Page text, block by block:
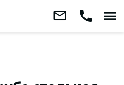
Заказать
mail_outline call menu